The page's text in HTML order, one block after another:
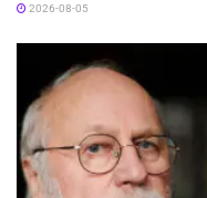
Visi dalyviai gavo
grupių nugalėtojai
Prizininkai –
nugalėtojai (vyrų
trasos rekordą
2026-08-05